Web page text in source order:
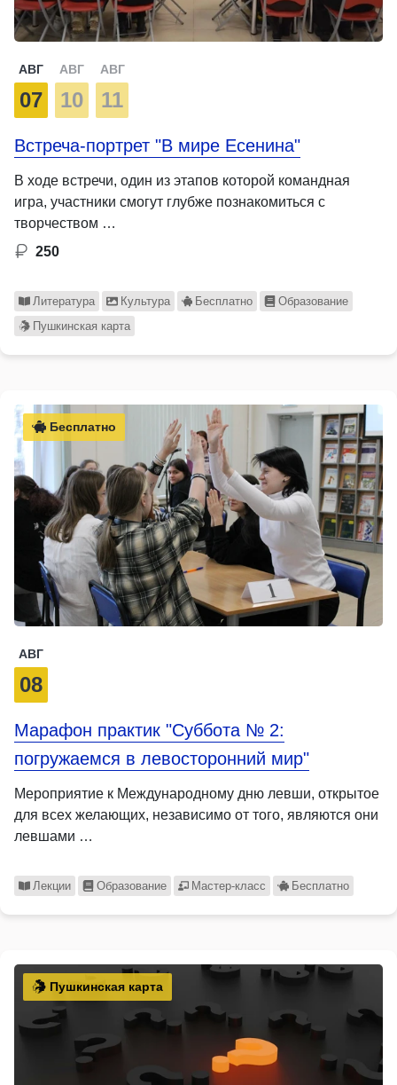
АВГ
07
АВГ
10
АВГ
11
Встреча-портрет "В мире Есенина"
В ходе встречи, один из этапов которой командная
игра, участники смогут глубже познакомиться с
творчеством …
250
Литература Культура Бесплатно
Образование
Пушкинская карта
Бесплатно
АВГ
08
Марафон практик "Суббота № 2:
погружаемся в левосторонний мир"
Мероприятие к Международному дню левши, открытое
для всех желающих, независимо от того, являются они
левшами …
Лекции Образование Мастер-класс Бесплатно
Пушкинская карта